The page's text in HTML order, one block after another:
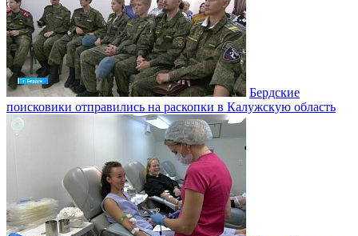
Бердские
поисковики отправились на раскопки в Калужскую область